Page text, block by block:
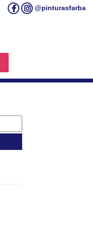
@pinturasfarba